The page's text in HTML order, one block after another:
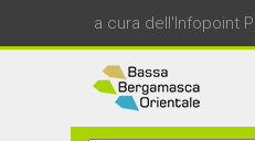
a cura dell'Infopoint